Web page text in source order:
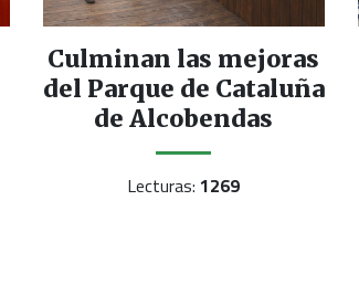
Culminan las mejoras
del Parque de Cataluña
de Alcobendas
Lecturas:1269